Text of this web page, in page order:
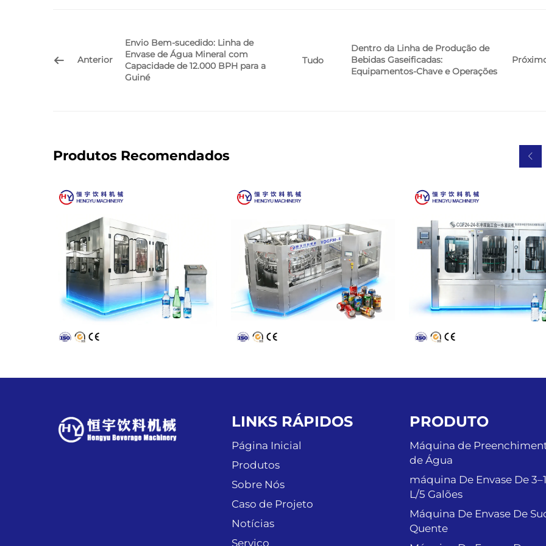
Anterior
Envio Bem-sucedido: Linha de
Envase de Água Mineral com
Capacidade de 12.000 BPH para a
Guiné
Tudo
Dentro da Linha de Produção de
Bebidas Gaseificadas:
Equipamentos-Chave e Operações
Produtos Recomendados
LINKS RÁPIDOS
Página Inicial
Produtos
Sobre Nós
Caso de Projeto
Notícias
Serviço
PRODUTO
Máquina de
de Água
máquina De Envase De
L/5 Galões
Máquina De Envase De
Quente